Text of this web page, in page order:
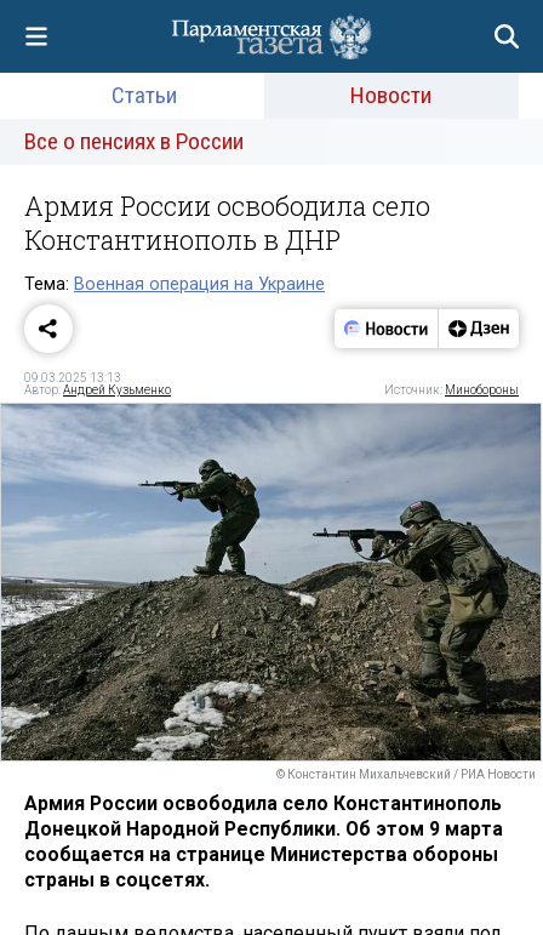
Статьи
Новости
Все о пенсиях в России
Армия России освободила село
Константинополь в ДНР
Тема: Военная операция на Украине
09.03.2025 13:13
Автор:Андрей Кузьменко Источник: Минобороны
© Константин Михальчевский / РИА Новости
Армия России освободила село Константинополь
Донецкой Народной Республики. Об этом 9 марта
сообщается на странице Министерства обороны
страны в соцсетях.